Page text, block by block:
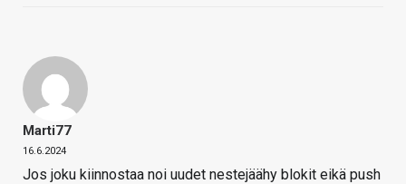
Marti77
16.6.2024
Jos joku kiinnostaa noi uudet nestejäähy blokit eikä push